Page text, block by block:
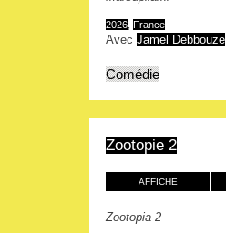
2026 France
Avec Jamel Debbouze
Comédie
Zootopie 2
AFFICHE
Zootopia 2